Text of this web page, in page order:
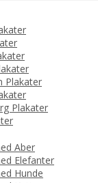
Plakater
Plakater
Aber
Elefanter
Hunde